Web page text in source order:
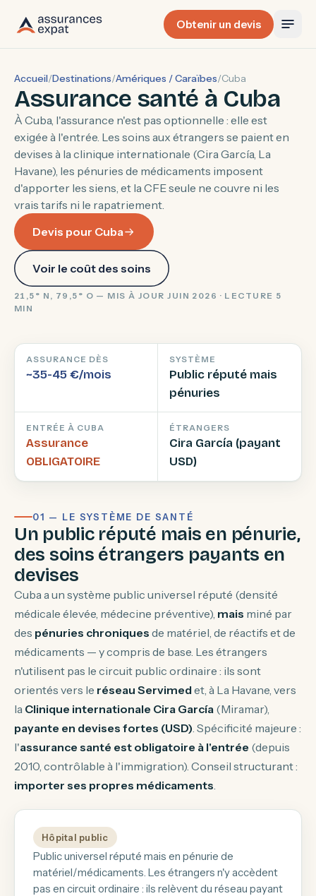
Obtenir un devis
Accueil/Destinations/Amériques / Caraïbes/Cuba
Assurance santé à Cuba
À Cuba, l'assurance n'est pas optionnelle : elle est
exigée à l'entrée. Les soins aux étrangers se paient en
devises à la clinique internationale (Cira García, La
Havane), les pénuries de médicaments imposent
d'apporter les siens, et la CFE seule ne couvre ni les
vrais tarifs ni le rapatriement.
Devis pour Cuba
Voir le coût des soins
21,5° N, 79,5° O — MIS À JOUR JUIN 2026 · LECTURE 5
MIN
ASSURANCE DÈS
~35-45 €/mois
SYSTÈME
Public réputé mais
pénuries
ENTRÉE À CUBA
Assurance
OBLIGATOIRE
ÉTRANGERS
Cira García (payant
USD)
01 — LE SYSTÈME DE SANTÉ
Un public réputé mais en pénurie,
des soins étrangers payants en
devises
Cuba a un système public universel réputé (densité
médicale élevée, médecine préventive), mais miné par
des pénuries chroniques de matériel, de réactifs et de
médicaments — y compris de base. Les étrangers
n'utilisent pas le circuit public ordinaire : ils sont
orientés vers le réseau Servimed et, à La Havane, vers
la Clinique internationale Cira García (Miramar),
payante en devises fortes (USD). Spécificité majeure :
l'assurance santé est obligatoire à l'entrée (depuis
2010, contrôlable à l'immigration). Conseil structurant :
importer ses propres médicaments.
Hôpital public
Public universel réputé mais en pénurie de
matériel/médicaments. Les étrangers n'y accèdent
pas en circuit ordinaire : ils relèvent du réseau payant